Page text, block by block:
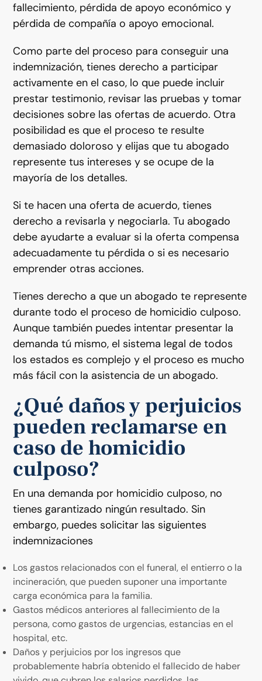
fallecimiento, pérdida de apoyo económico y
pérdida de compañía o apoyo emocional.
Como parte del proceso para conseguir una
indemnización, tienes derecho a participar
activamente en el caso, lo que puede incluir
prestar testimonio, revisar las pruebas y tomar
decisiones sobre las ofertas de acuerdo. Otra
posibilidad es que el proceso te resulte
demasiado doloroso y elijas que tu abogado
represente tus intereses y se ocupe de la
mayoría de los detalles.
Si te hacen una oferta de acuerdo, tienes
derecho a revisarla y negociarla. Tu abogado
debe ayudarte a evaluar si la oferta compensa
adecuadamente tu pérdida o si es necesario
emprender otras acciones.
Tienes derecho a que un abogado te represente
durante todo el proceso de homicidio culposo.
Aunque también puedes intentar presentar la
demanda tú mismo, el sistema legal de todos
los estados es complejo y el proceso es mucho
más fácil con la asistencia de un abogado.
¿Qué daños y perjuicios
pueden reclamarse en
caso de homicidio
culposo?
En una demanda por homicidio culposo, no
tienes garantizado ningún resultado. Sin
embargo, puedes solicitar las siguientes
indemnizaciones
Los gastos relacionados con el funeral, el entierro o la
incineración, que pueden suponer una importante
carga económica para la familia.
Gastos médicos anteriores al fallecimiento de la
persona, como gastos de urgencias, estancias en el
hospital, etc.
Daños y perjuicios por los ingresos que
probablemente habría obtenido el fallecido de haber